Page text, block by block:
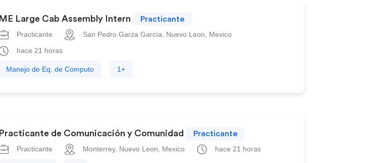
ME Large Cab Assembly Intern
Practicante
Practicante
San Pedro Garza García, Nuevo Leon, Mexico
hace 21 horas
Manejo de Eq. de Computo 1+
Practicante de Comunicación y Comunidad
Practicante
Practicante
Monterrey, Nuevo Leon, Mexico hace 21 horas